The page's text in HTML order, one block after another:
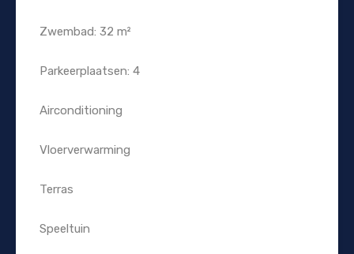
Zwembad: 32 m²
Parkeerplaatsen: 4
Airconditioning
Vloerverwarming
Terras
Speeltuin